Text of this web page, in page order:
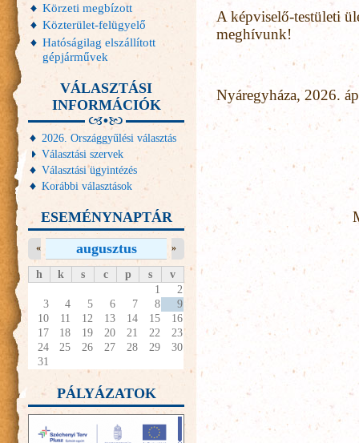
A képviselő-testületi
meghívunk!
Nyáregyháza, 2026.
Körzeti megbízott
Közterület-felügyelő
Hatóságilag elszállított
gépjárművek
VÁLASZTÁSI
INFORMÁCIÓK
2026. Országgyűlési választás
Választási szervek
Választási ügyintézés
Korábbi választások
ESEMÉNYNAPTÁR
augusztus
« »
h k s c p s
v
1
2
3
4 5 6 7 8
9
10
11 12 13 14 15
16
17
18 19 20 21 22
23
24
25 26 27 28 29
30
31
PÁLYÁZATOK